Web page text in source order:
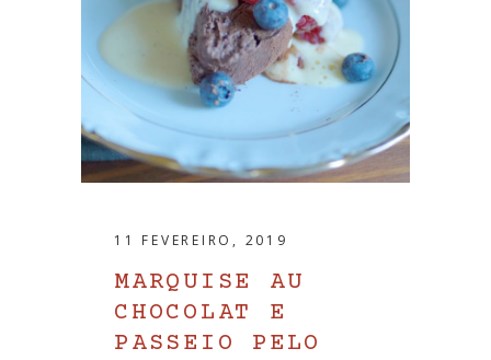
11 FEVEREIRO, 2019
MARQUISE AU
CHOCOLAT E
PASSEIO PELO